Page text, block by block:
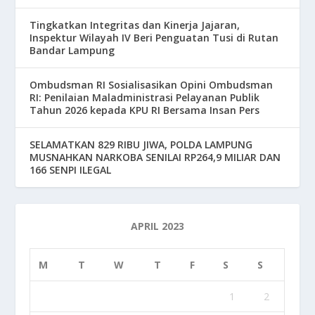
Tingkatkan Integritas dan Kinerja Jajaran,
Inspektur Wilayah IV Beri Penguatan Tusi di Rutan
Bandar Lampung
Ombudsman RI Sosialisasikan Opini Ombudsman
RI: Penilaian Maladministrasi Pelayanan Publik
Tahun 2026 kepada KPU RI Bersama Insan Pers
SELAMATKAN 829 RIBU JIWA, POLDA LAMPUNG
MUSNAHKAN NARKOBA SENILAI RP264,9 MILIAR DAN
166 SENPI ILEGAL
APRIL 2023
M T W T F S S
1 2